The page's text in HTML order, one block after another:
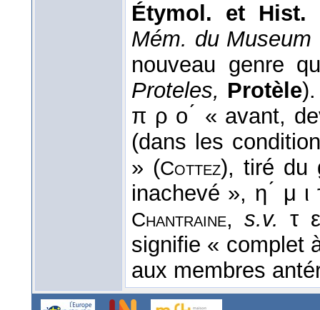
Étymol. et Hist.
Mém. du
nouveau genre
Proteles, Protèle
π ρ ο ́ « avant,
(dans les
» (Cottez), tiré du
inachevé », η ́ μ
Chantraine,s.v. τ
signifie « complet
aux membres